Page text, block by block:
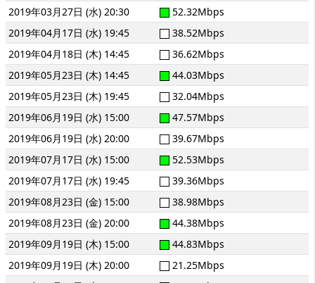
2019年03月27日 (水) 20:30
52.32Mbps
2019年04月17日 (水) 19:45
38.52Mbps
2019年04月18日 (木) 14:45
36.62Mbps
2019年05月23日 (木) 14:45
44.03Mbps
2019年05月23日 (木) 19:45
32.04Mbps
2019年06月19日 (水) 15:00
47.57Mbps
2019年06月19日 (水) 20:00
39.67Mbps
2019年07月17日 (水) 15:00
52.53Mbps
2019年07月17日 (水) 19:45
39.36Mbps
2019年08月23日 (金) 15:00
38.98Mbps
2019年08月23日 (金) 20:00
44.38Mbps
2019年09月19日 (木) 15:00
44.83Mbps
2019年09月19日 (木) 20:00
21.25Mbps